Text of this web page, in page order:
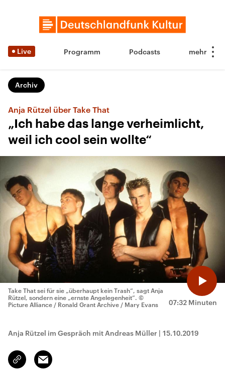
Live Programm Podcasts
Archiv
Anja Rützel über Take That
„Ich habe das lange verheimlicht,
weil ich cool sein wollte“
07:32 Minuten
Take That sei für sie „überhaupt kein Trash“, sagt Anja
Rützel, sondern eine „ernste Angelegenheit“. ©
Picture Alliance / Ronald Grant Archive / Mary Evans
Anja Rützel im Gespräch mit Andreas Müller | 15.10.2019
Link
kopieren/teilen
Email